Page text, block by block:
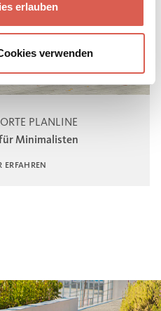
erlauben
verwenden
PLANLINE
für Minimalisten
ERFAHREN